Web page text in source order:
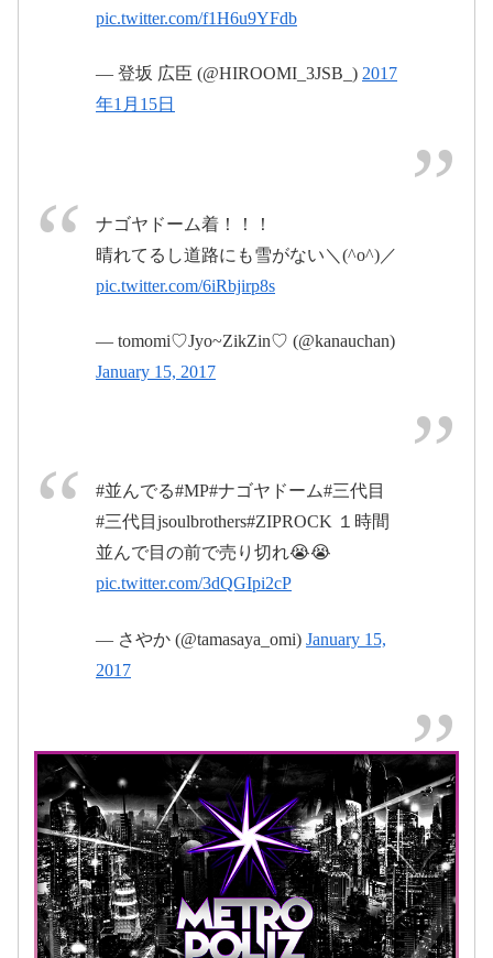
2017年1月15日
pic.twitter.com/JLAm2YUMvO
January 14, 2017
14日
2017年1月
14日
pic.twitter.com/f1H6u9YFdb
— 登坂 広臣 (@HIROOMI_3JSB_) 2017
年1月15日
ナゴヤドーム着！！！
晴れてるし道路にも雪がない＼(^o^)／
pic.twitter.com/6iRbjirp8s
— tomomi♡Jyo~ZikZin♡ (@kanauchan)
January 15, 2017
#並んでる#MP#ナゴヤドーム#三代目
#三代目jsoulbrothers#ZIPROCK １時間
並んで目の前で売り切れ😭😭
pic.twitter.com/3dQGIpi2cP
— さやか (@tamasaya_omi) January 15,
2017